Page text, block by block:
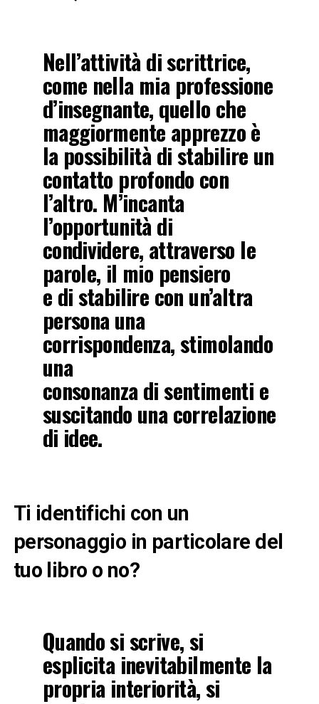
Nell’attività di scrittrice,
come nella mia professione
d’insegnante, quello che
maggiormente apprezzo è
la possibilità di stabilire un
contatto profondo con
l’altro. M’incanta
l’opportunità di
condividere, attraverso le
parole, il mio pensiero
e di stabilire con un’altra
persona una
corrispondenza, stimolando
una
consonanza di sentimenti e
suscitando una correlazione
di idee.
Ti identifichi con un
personaggio in particolare del
tuo libro o no?
Quando si scrive, si
esplicita inevitabilmente la
propria interiorità, si